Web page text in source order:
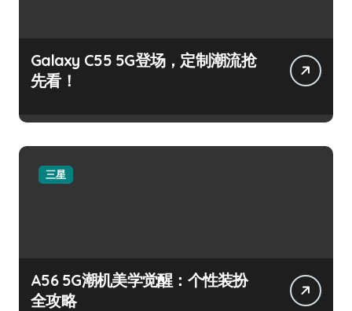
Galaxy C55 5G登场，定制潮流抢
先看！
三星
A56 5G潮机美学觉醒：个性装扮
全攻略